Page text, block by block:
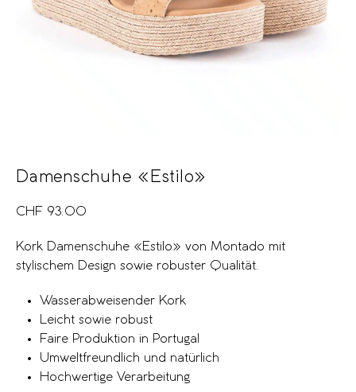
Damenschuhe «Estilo»
CHF 93.00
Kork Damenschuhe «Estilo» von Montado mit
stylischem Design sowie robuster Qualität.
Wasserabweisender Kork
Leicht sowie robust
Faire Produktion in Portugal
Umweltfreundlich und natürlich
Hochwertige Verarbeitung